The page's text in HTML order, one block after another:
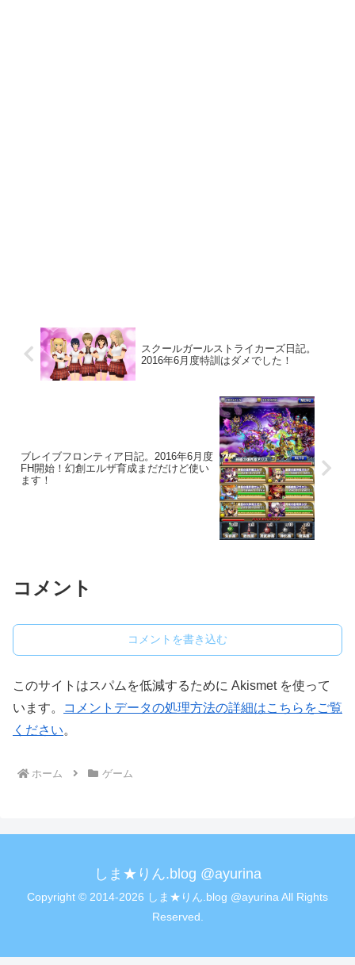
スクールガールストライカーズ日記。
2016年6月度特訓はダメでした！
ブレイブフロンティア日記。2016年6月度
FH開始！幻創エルザ育成まだだけど使い
ます！
コメント
コメントを書き込む
このサイトはスパムを低減するために Akismet を使って
います。
コメントデータの処理方法の詳細はこちらをご覧
ください。
ホーム ゲーム
しま★りん.blog @ayurina
Copyright © 2014-2026 しま★りん.blog @ayurina All Rights
Reserved.